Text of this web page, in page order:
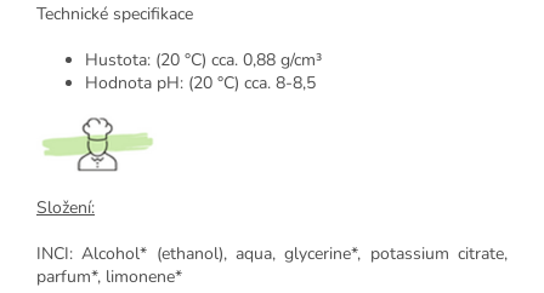
Technické specifikace
Hustota: (20 °C) cca. 0,88 g/cm³
Hodnota pH: (20 °C) cca. 8-8,5
Složení:
INCI: Alcohol* (ethanol), aqua, glycerine*, potassium citrate,
parfum*, limonene*